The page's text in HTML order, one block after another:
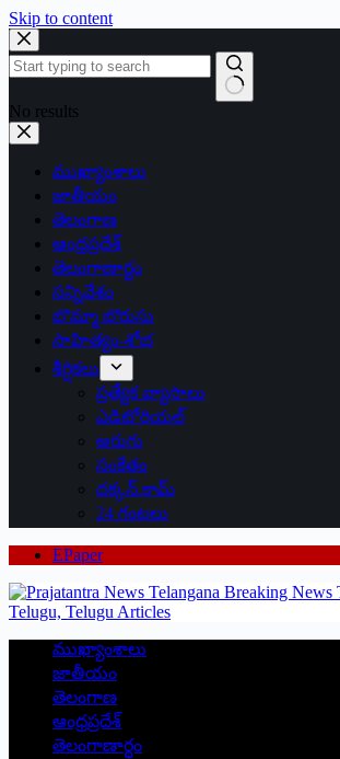
Skip to content
No results
ముఖ్యాంశాలు
జాతీయం
తెలంగాణ
ఆంధ్రప్రదేశ్
తెలంగాణార్థం
సన్నివేశం
బొమ్మా బొరుసు
సాహిత్యం-శోభ
శీర్షికలు
ప్రత్యేక వ్యాసాలు
ఎడిటోరియల్
అరుగు
సంకేతం
దక్కన్.కామ్
24 గంటలు
EPaper
ముఖ్యాంశాలు
జాతీయం
తెలంగాణ
ఆంధ్రప్రదేశ్
తెలంగాణార్థం